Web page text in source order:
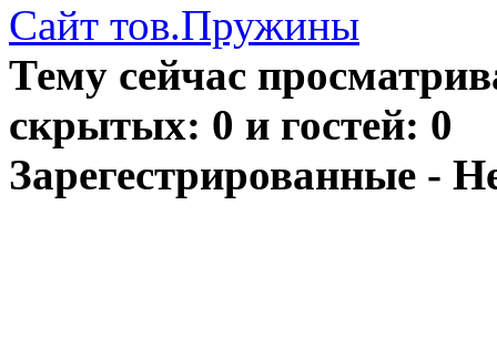
Сайт тов.Пружины
Тему сейчас
скрытых: 0 и гостей: 0
Зарегестрированные -